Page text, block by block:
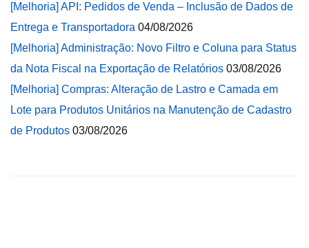
[Melhoria] API: Pedidos de Venda – Inclusão de Dados de
Entrega e Transportadora 04/08/2026
[Melhoria] Administração: Novo Filtro e Coluna para Status
da Nota Fiscal na Exportação de Relatórios 03/08/2026
[Melhoria] Compras: Alteração de Lastro e Camada em
Lote para Produtos Unitários na Manutenção de Cadastro
de Produtos 03/08/2026